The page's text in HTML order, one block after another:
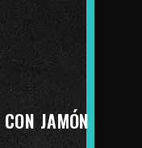
JAMÓN